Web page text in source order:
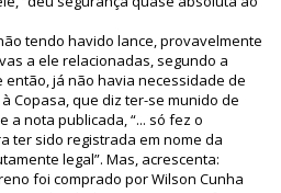
tendo havido lance, provavelmente
a ele relacionadas, segundo a
já não havia necessidade de
Copasa, que diz ter-se munido de
a nota publicada, “... só fez o
ter sido registrada em nome da
legal”. Mas, acrescenta:
foi comprado por Wilson Cunha